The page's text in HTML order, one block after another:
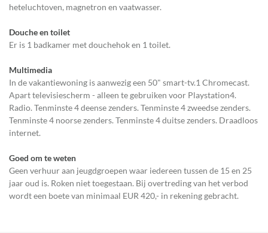
heteluchtoven, magnetron en vaatwasser.
Douche en toilet
Er is 1 badkamer met douchehok en 1 toilet.
Multimedia
In de vakantiewoning is aanwezig een 50" smart-tv.1 Chromecast.
Apart televisiescherm - alleen te gebruiken voor Playstation4.
Radio. Tenminste 4 deense zenders. Tenminste 4 zweedse zenders.
Tenminste 4 noorse zenders. Tenminste 4 duitse zenders. Draadloos
internet.
Goed om te weten
Geen verhuur aan jeugdgroepen waar iedereen tussen de 15 en 25
jaar oud is. Roken niet toegestaan. Bij overtreding van het verbod
wordt een boete van minimaal EUR 420,- in rekening gebracht.